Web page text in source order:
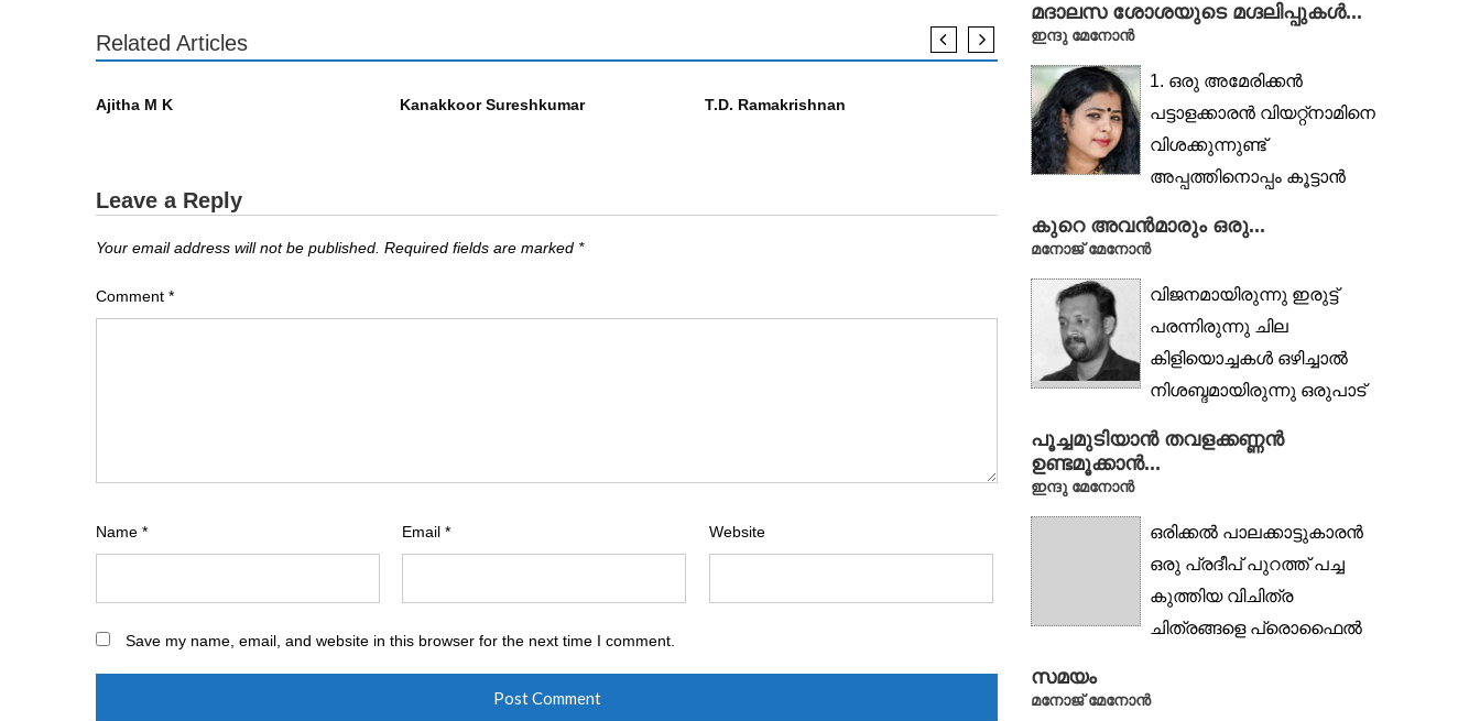
Related Articles
എഴുത്തുകാർ
Ajitha M K
എഴുത്തുകാർ
Kanakkoor Sureshkumar
എഴുത്തുകാർ
T.D. Ramakrishnan
എഴുത്തുകാർ
V. Dileep
എഴുത്തുകാർ
Mohandas
Leave a Reply
Your email address will not be published. Required fields are marked *
Comment *
Name * Email* Website
Save my name, email, and website in this browser for the next time I comment.
കൂട്ടുകാരും...
മദാലസ ശോശയുടെ മഗ്ദലിപ്പുകൾ...
ഇന്ദു മേനോൻ
1. ഒരു അമേരിക്കൻ
പട്ടാളക്കാരൻ വിയറ്റ്നാമിനെ
വിശക്കുന്നുണ്ട്
അപ്പത്തിനൊപ്പം കൂട്ടാൻ
കുറെ അവൻമാരും ഒരു...
മനോജ് മേനോൻ
വിജനമായിരുന്നു ഇരുട്ട്
പരന്നിരുന്നു ചില
കിളിയൊച്ചകൾ ഒഴിച്ചാൽ
നിശബ്ദമായിരുന്നു ഒരുപാട്
പൂച്ചമുടിയാൻ തവളക്കണ്ണൻ
ഉണ്ടമൂക്കാൻ...
ഇന്ദു മേനോൻ
ഒരിക്കൽ പാലക്കാട്ടുകാരൻ
ഒരു പ്രദീപ് പുറത്ത് പച്ച
കുത്തിയ വിചിത്ര
ചിത്രങ്ങളെ പ്രൊഫൈൽ
സമയം
മനോജ് മേനോൻ